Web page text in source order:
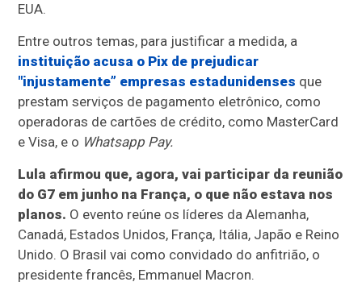
EUA.
Entre outros temas, para justificar a medida, a
instituição acusa o Pix de prejudicar
"injustamente” empresas estadunidenses que
prestam serviços de pagamento eletrônico, como
operadoras de cartões de crédito, como MasterCard
e Visa, e o Whatsapp Pay.
Lula afirmou que, agora, vai participar da reunião
do G7 em junho na França, o que não estava nos
planos. O evento reúne os líderes da Alemanha,
Canadá, Estados Unidos, França, Itália, Japão e Reino
Unido. O Brasil vai como convidado do anfitrião, o
presidente francês, Emmanuel Macron.